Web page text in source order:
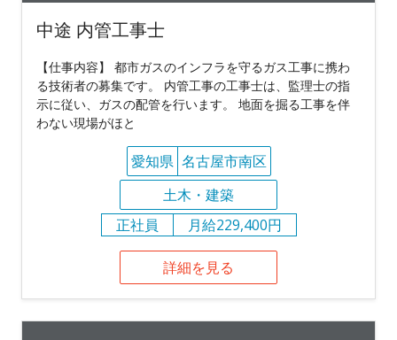
中途 内管工事士
【仕事内容】 都市ガスのインフラを守るガス工事に携わ
る技術者の募集です。 内管工事の工事士は、監理士の指
示に従い、ガスの配管を行います。 地面を掘る工事を伴
わない現場がほと
愛知県 名古屋市南区
土木・建築
正社員
月給229,400円
詳細を見る